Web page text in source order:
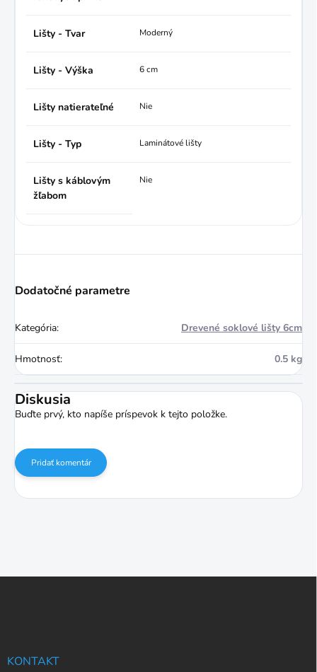
Lišty - Tvar Moderný
Lišty - Výška 6 cm
Lišty natierateľné Nie
Lišty - Typ Laminátové lišty
Lišty s káblovým
žľabom
Nie
Dodatočné parametre
Kategória: Drevené soklové lišty 6cm
Hmotnosť: 0.5 kg
Diskusia
Buďte prvý, kto napíše príspevok k tejto položke.
Pridať komentár
Z
KONTAKT